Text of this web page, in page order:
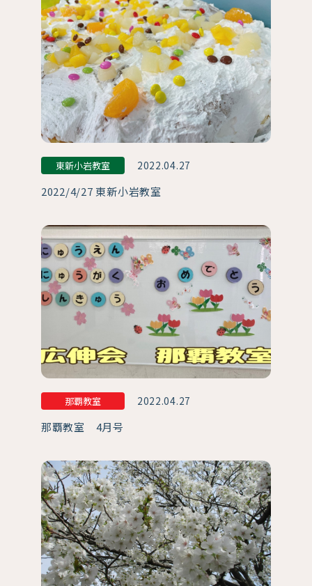
東新小岩教室 2022.04.27
2022/4/27 東新小岩教室
那覇教室 2022.04.27
那覇教室 4月号